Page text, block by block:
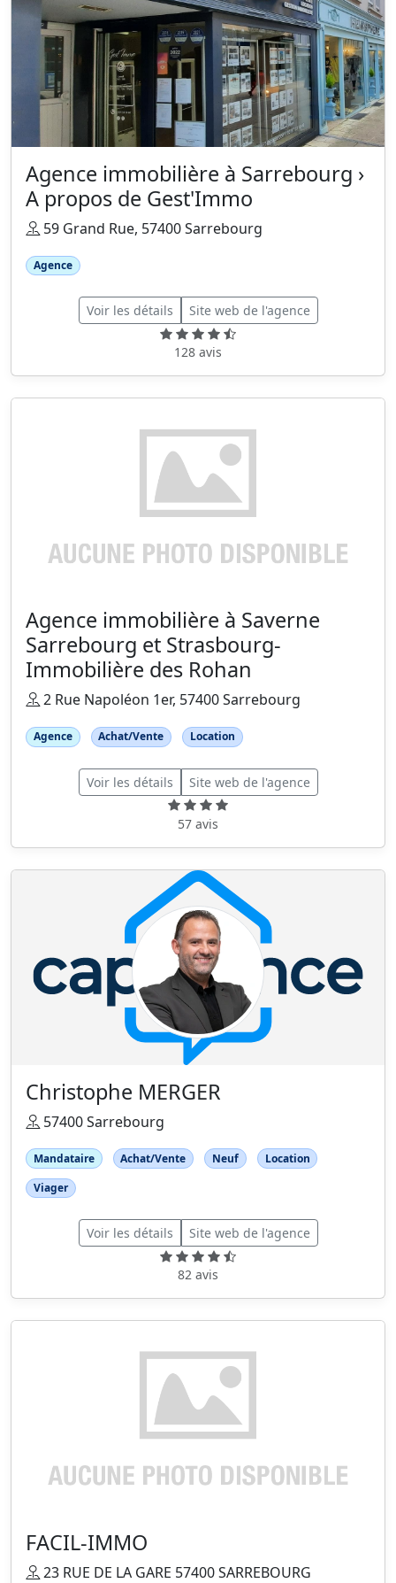
Agence immobilière à Sarrebourg ›
A propos de Gest'Immo
59 Grand Rue, 57400 Sarrebourg
Agence
Voir les détails Site web de l'agence
128 avis
Agence immobilière à Saverne
Sarrebourg et Strasbourg-
Immobilière des Rohan
2 Rue Napoléon 1er, 57400 Sarrebourg
Agence Achat/Vente Location
Voir les détails Site web de l'agence
57 avis
Christophe MERGER
57400 Sarrebourg
Mandataire Achat/Vente Neuf
Location
Viager
Voir les détails Site web de l'agence
82 avis
FACIL-IMMO
23 RUE DE LA GARE 57400 SARREBOURG